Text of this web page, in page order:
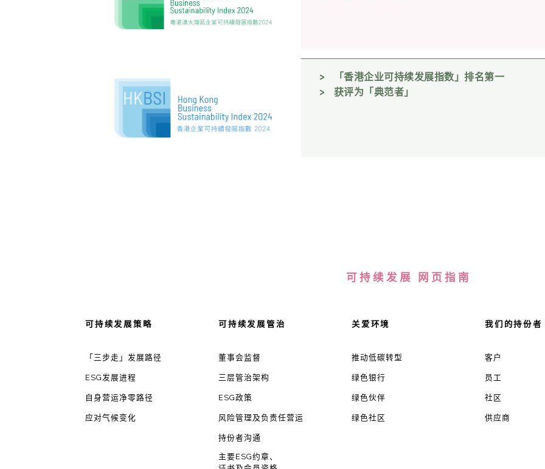
「香港企业可持续发展指数」排名第一
获评为「典范者」
可持续发展 网页指南
可持续发展策略
「三步走」发展路径
ESG发展进程
自身营运净零路径
应对气候变化
可持续发展管治
董事会监督
三层管治架构
ESG政策
风险管理及负责任营运
持份者沟通
主要ESG约章、
关爱环境
推动低碳转型
绿色银行
绿色伙伴
绿色社区
我们的持份者
客户
员工
社区
供应商